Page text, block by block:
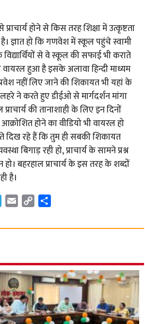
होने से किस तरह शिक्षा में उत्कृष्टता
ज्ञात हो कि गणवेश में स्कूल पहुंचे स्वामी
से वे स्कूल की सफाई भी कराते
वायरल हुआ है इसके अलावा हिन्दी माध्यम
नहीं लिए जाने की शिकायत भी यहां के
ने करते हुए डीईओ से मार्गदर्शन मांगा
की तानाशाही के लिए इन दिनों
आक्रोशित होने का वीडियो भी वायरल हो
दिख रहे हैं कि तुम ही सबकी शिकायत
बिगाड़ रही हो, प्राचार्य के सामने प्रश्न
बहरहाल प्राचार्य के इस तरह के शब्दों
है।
l
r
a
m
a
p
i
n
k
a